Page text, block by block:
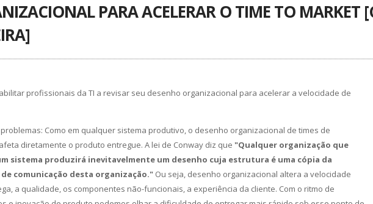
PARA ACELERAR O TIME TO MARKET
profissionais da TI a revisar seu desenho organizacional para acelerar a velocidade de
Como em qualquer sistema produtivo, o desenho organizacional de times de
diretamente o produto entregue. A lei de Conway diz que "Qualquer organização que
sistema produzirá inevitavelmente um desenho cuja estrutura é uma cópia da
comunicação desta organização." Ou seja, desenho organizacional altera a velocidade
a qualidade, os componentes não-funcionais, a experiência da cliente. Com o ritmo de